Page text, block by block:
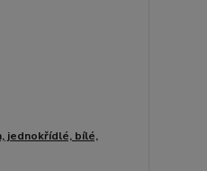
jednokřídlé, bílé,